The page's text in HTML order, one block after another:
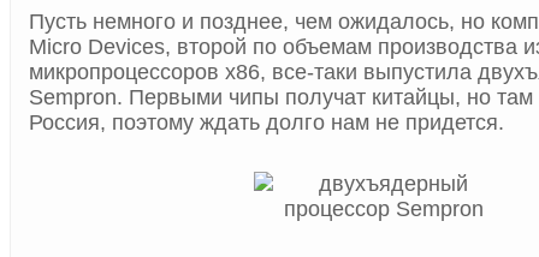
Пусть немного и позднее, чем ожидалось, но
Micro Devices, второй по объемам производства
микропроцессоров x86, все-таки выпустила
Sempron. Первыми чипы получат китайцы, но там
Россия, поэтому ждать долго нам не придется.